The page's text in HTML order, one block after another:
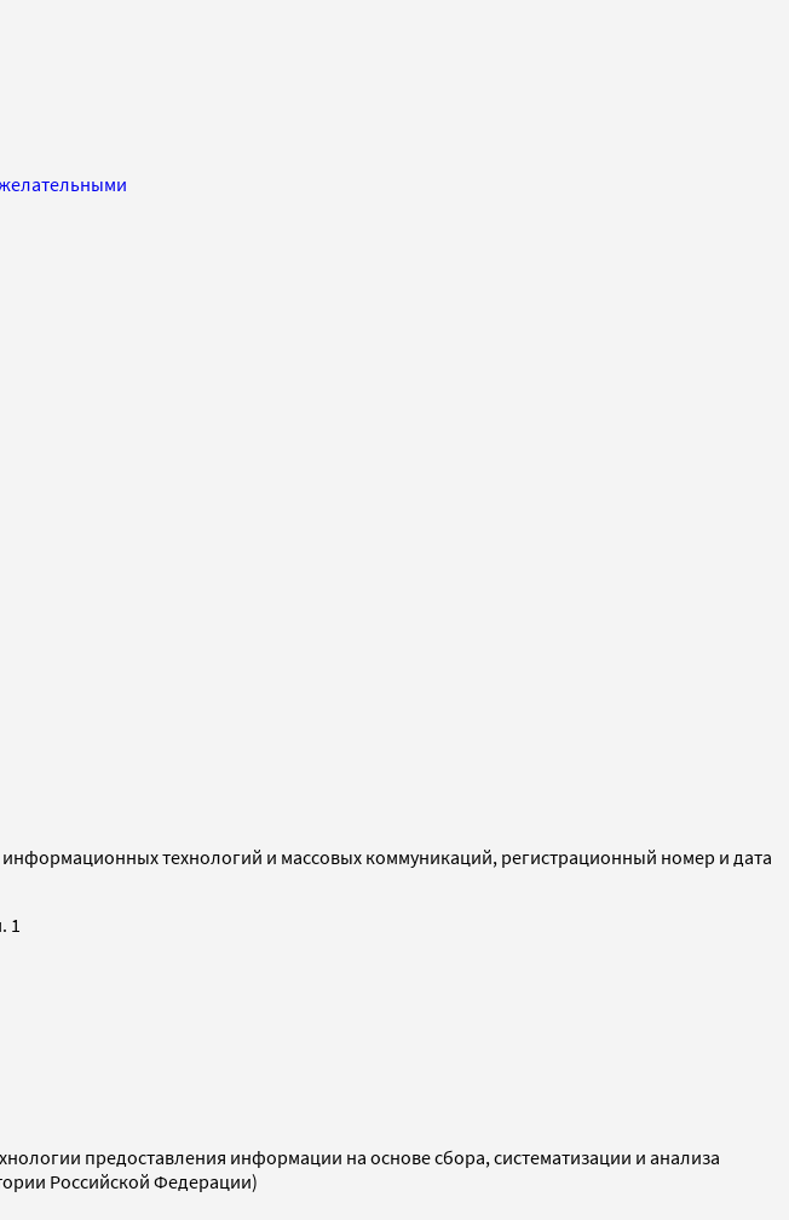
технологий и массовых коммуникаций, регистрационный номер и дата
1
предоставления информации на основе сбора, систематизации и анализа
Российской Федерации)